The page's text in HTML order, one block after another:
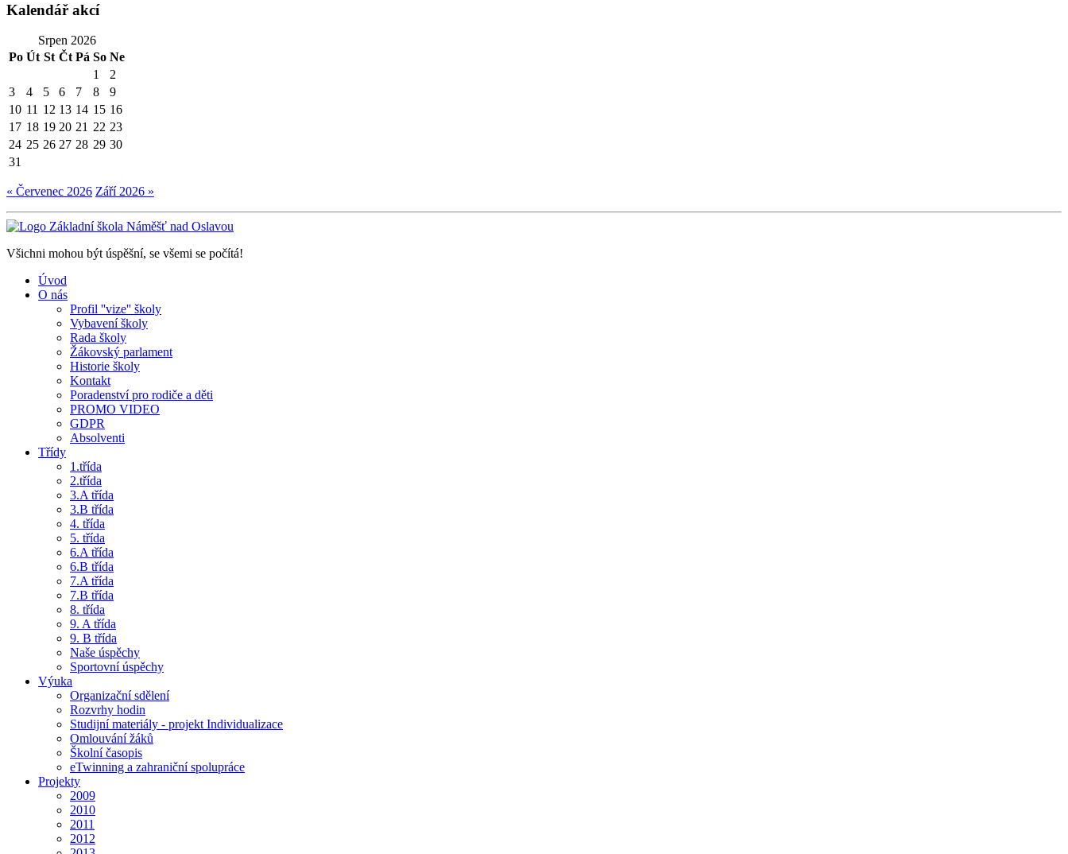
Kalendář akcí
Srpen 2026
Po Út St Čt Pá So Ne
1
2
3
4 5 6 7 8
9
10 11 12 13 14 15 16
17 18 19 20 21 22 23
24 25 26 27 28 29 30
31
« Červenec 2026 Září 2026 »
Všichni mohou být úspěšní, se všemi se počítá!
Úvod
O nás
Profil ''vize'' školy
Vybavení školy
Rada školy
Žákovský parlament
Historie školy
Kontakt
Poradenství pro rodiče a děti
PROMO VIDEO
GDPR
Absolventi
Třídy
1.třída
2.třída
3.A třída
3.B třída
4. třída
5. třída
6.A třída
6.B třída
7.A třída
7.B třída
8. třída
9. A třída
9. B třída
Naše úspěchy
Sportovní úspěchy
Výuka
Organizační sdělení
Rozvrhy hodin
Studijní materiály - projekt Individualizace
Omlouvání žáků
Školní časopis
eTwinning a zahraniční spolupráce
Projekty
2009
2010
2011
2012